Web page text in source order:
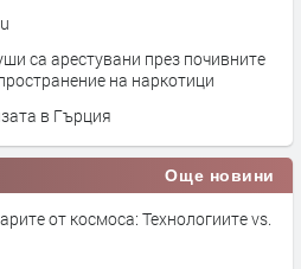
са арестувани през почивните
на наркотици
в Гърция
Още новини
от космоса: Технологиите vs.